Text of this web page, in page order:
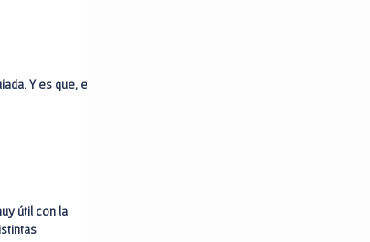
Y es que, esta técnica NMP no
útil con la